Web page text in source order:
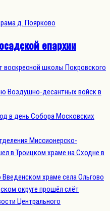
д. Поярково
епархии
воскресной школы Покровского
Воздушно-десантных войск в
в день Собора Московских
Миссионерско-
в Троицком храме на Сходне в
храме села Ольгово
округе прошёл слёт
Центрального